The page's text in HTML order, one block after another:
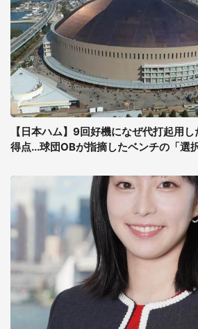
【日本ハム】9回好機になぜ代打起用
得点...球団OBが指摘したベンチの「選択